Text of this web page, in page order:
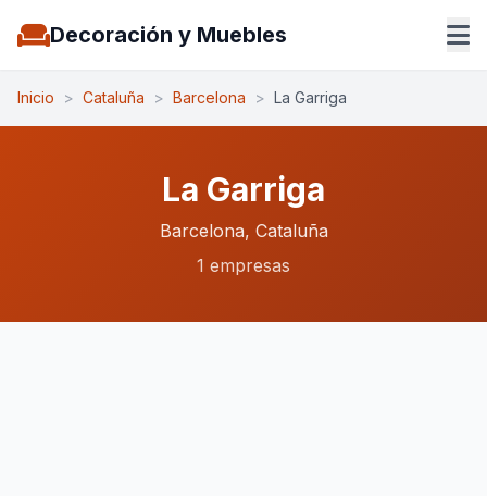
Decoración y Muebles
Inicio > Cataluña > Barcelona > La Garriga
La Garriga
Barcelona, Cataluña
1 empresas